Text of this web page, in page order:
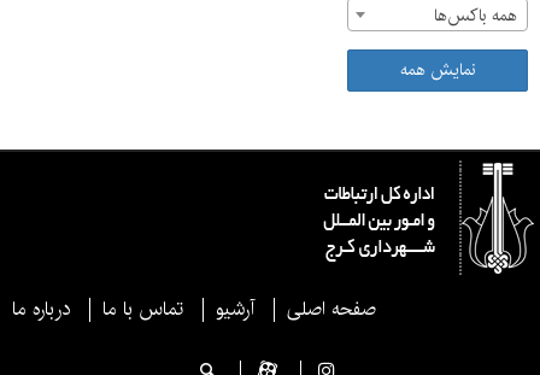
همه باکس‌ها
نمایش همه
صفحه اصلی آرشیو تماس با ما درباره ما